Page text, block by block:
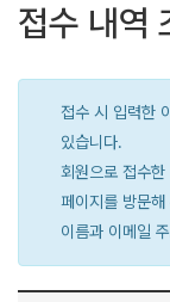
접수 내역
접수 시 입력한
있습니다.
회원으로 접수
페이지를 방문
이름과 이메일